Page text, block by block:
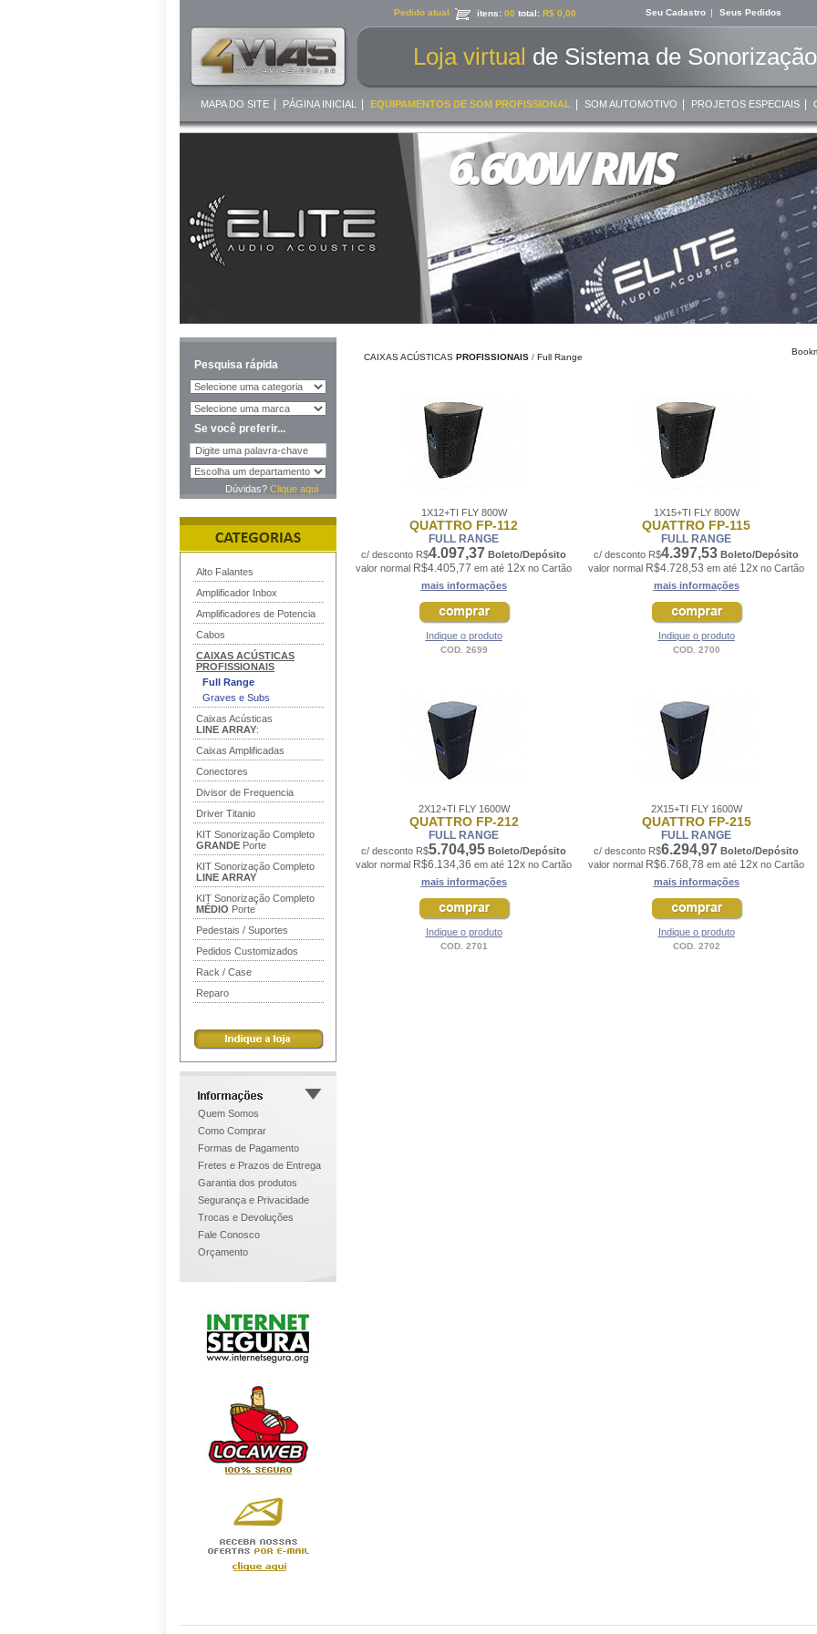
Pedido atual Seu Cadastro | Seus Pedidos
itens: 00 total: R$ 0,00
Loja virtual de Sistema de
MAPA DO SITE PÁGINA INICIAL EQUIPAMENTOS DE SOM PROFISSIONAL SOM AUTOMOTIVO PROJETOS ESPECIAIS
Pesquisa rápida
Se você preferir...
Dúvidas? Clique aqui
Alto Falantes
Amplificador Inbox
Amplificadores de Potencia
Cabos
CAIXAS ACÚSTICAS
PROFISSIONAIS
Full Range
Graves e Subs
Caixas Acústicas
LINE ARRAY:
Caixas Amplificadas
Conectores
Divisor de Frequencia
Driver Titanio
KIT Sonorização Completo
GRANDE Porte
KIT Sonorização Completo
LINE ARRAY
KIT Sonorização Completo
MÉDIO Porte
Pedestais / Suportes
Pedidos Customizados
Rack / Case
Reparo
Quem Somos
Como Comprar
Formas de Pagamento
Fretes e Prazos de Entrega
Garantia dos produtos
Segurança e Privacidade
Trocas e Devoluções
Fale Conosco
Orçamento
CAIXAS ACÚSTICAS PROFISSIONAIS / Full Range
1X12+TI FLY 800W
QUATTRO FP-112
FULL RANGE
c/ desconto R$4.097,37 Boleto/Depósito
valor normal R$4.405,77 em até 12x no Cartão
mais informações
Indique o produto
COD. 2699
1X15+TI FLY 800W
QUATTRO FP-115
FULL RANGE
c/ desconto R$4.397,53 Boleto/Depósito
valor normal R$4.728,53 em até 12x no Cartão
mais informações
Indique o produto
COD. 2700
2X12+TI FLY 1600W
QUATTRO FP-212
FULL RANGE
c/ desconto R$5.704,95 Boleto/Depósito
valor normal R$6.134,36 em até 12x no Cartão
mais informações
Indique o produto
COD. 2701
2X15+TI FLY 1600W
QUATTRO FP-215
FULL RANGE
c/ desconto R$6.294,97 Boleto/Depósito
valor normal R$6.768,78 em até 12x no Cartão
mais informações
Indique o produto
COD. 2702